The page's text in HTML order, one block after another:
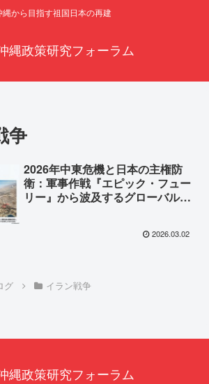
縄から目指す祖国日本の再建
縄政策研究フォーラム
争
2026年中東危機と日本の主権防
衛：軍事作戦『エピック・フュー
リー』から波及するグローバルな
2026.03.02
グ イラン戦争
縄政策研究フォーラム